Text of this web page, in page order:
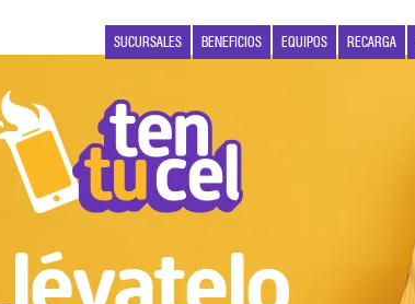
SUCURSALES BENEFICIOS EQUIPOS RECARGA